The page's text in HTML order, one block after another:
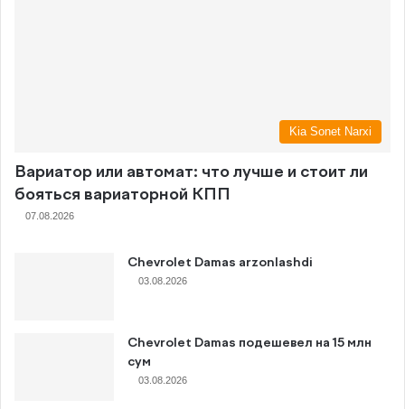
Kia Sonet Narxi
Вариатор или автомат: что лучше и стоит ли
бояться вариаторной КПП
07.08.2026
Chevrolet Damas arzonlashdi
03.08.2026
Chevrolet Damas подешевел на 15 млн
сум
03.08.2026